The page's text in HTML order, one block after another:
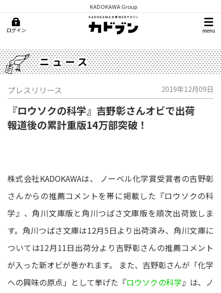
KADOKAWA Group
ログイン menu
ニュース
プレスリリース 2019年12月09日
『ロウソクの科学』吉野彰さんオビで出荷
報道後の累計重版14万部突破！
株式会社KADOKAWAは、 ノーベル化学賞受賞者の吉野彰
さんからの推薦コメントを帯に掲載した『ロウソクの科
学』、角川文庫版と角川つばさ文庫版を順次出荷致しま
す。角川つばさ文庫は12月5日より出荷済み、角川文庫に
ついては12月11日出荷分より吉野彰さんの推薦コメント
が入った新オビが巻かれます。 また、吉野彰さんが「化学
への興味の原点」として挙げた『ロウソクの科学』は、ノ